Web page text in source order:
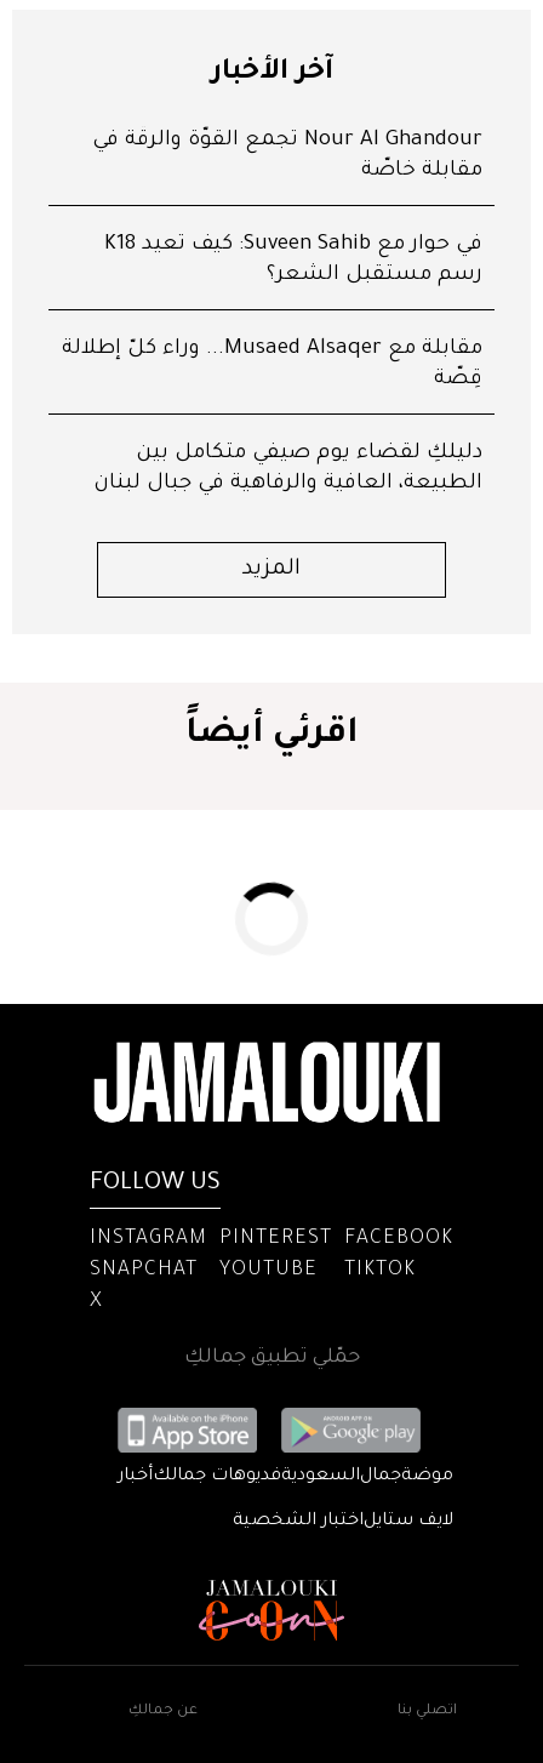
آخر الأخبار
Nour Al Ghandour تجمع القوّة والرقّة في
مقابلة خاصّة
في حوار مع Suveen Sahib: كيف تعيد K18
رسم مستقبل الشعر؟
مقابلة مع Musaed Alsaqer... وراء كلّ إطلالة
قِصّة
دليلكِ لقضاء يوم صيفي متكامل بين
الطبيعة، العافية والرفاهية في جبال لبنان
المزيد
اقرئي أيضاً
FOLLOW US
INSTAGRAM PINTEREST
FACEBOOK
SNAPCHAT
YOUTUBE
TIKTOK
X
حمّلي تطبيق جمالكِ
موضةجمالالسعوديةفديوهات جمالكأخبار
لايف ستايلاختبار الشخصية
اتصلي بنا عن جمالكِ